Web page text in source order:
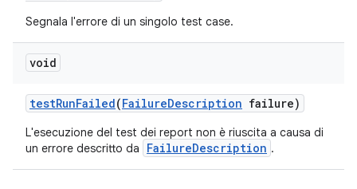
Segnala l'errore di un singolo test case.
void
testRunFailed(FailureDescription failure)
L'esecuzione del test dei report non è riuscita a causa di
un errore descritto da
FailureDescription .